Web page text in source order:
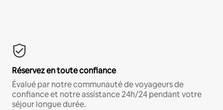
Réservez en toute confiance
Évalué par notre communauté de voyageurs de
confiance et notre assistance 24h/24 pendant votre
séjour longue durée.